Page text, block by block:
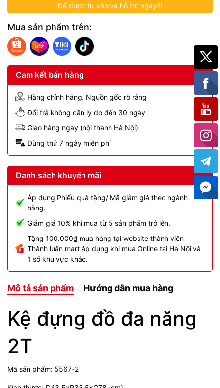
Để được tư vấn và hỗ trợ ngay!!!
Mua sản phẩm trên:
Cam kết bán hàng
Hàng chính hãng. Nguồn gốc rõ ràng
Đổi trả không cần lý do đến 30 ngày
Giao hàng ngay (nội thành Hà Nội)
Dùng thử 7 ngày miễn phí
Danh sách khuyến mãi
Áp dụng Phiếu quà tặng/ Mã giảm giá theo ngành
hàng.
Giảm giá 10% khi mua từ 5 sản phẩm trở lên.
Tặng 100.000₫ mua hàng tại website thành viên
Thành luân mart áp dụng khi mua Online tại Hà Nội và
1 số khu vực khác.
Mô tả sản phẩm Hướng dẫn mua hàng
Kệ đựng đồ đa năng
2T
Mã sản phẩm: 5567-2